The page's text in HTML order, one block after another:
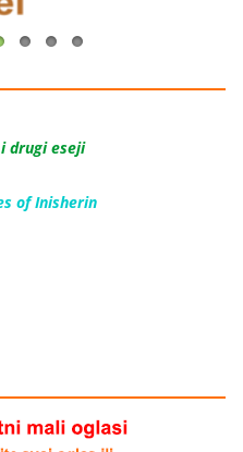
drugi eseji
of Inisherin